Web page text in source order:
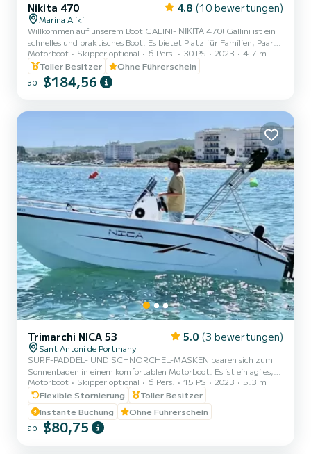
Nikita 470 4.8 (10 bewertungen)
Marina Aliki
Willkommen auf unserem Boot GALINI- ΝΙΚΙΤΑ 470! Gallini ist ein
schnelles und praktisches Boot. Es bietet Platz für Familien, Paare
und Freunde. Sie haben die Möglichkeit, alle schönen und
versteckten Strände rund um Paros zu sehen. Wir freuen uns, Sie
auf unserem Boot begrüßen zu dürfen!
Motorboot Skipper optional 6 Pers. 30 PS 2023
4.7 m
Toller Besitzer
Ohne Führerschein
ab $184,56
Trimarchi NICA 53 5.0 (3 bewertungen)
Sant Antoni de Portmany
SURF-PADDEL- UND SCHNORCHEL-MASKEN paaren sich zum
Sonnenbaden in einem komfortablen Motorboot. Es ist ein agiles,
leistungsstarkes und dynamisches Boot, mit dem Sie jeden Punkt
der Küste erreichen können eine Frage von Minuten. Der
Anlegehafen befindet sich in Sant Antoni de Portmany. Ideale
Lage, wenn Sie zu den Buchten Cala Bassa und Cala Comte fahren
möchten, um die Privatsphäre und Ruhe zu genießen, die in der
Motorboot Skipper optional 6 Pers. 15 PS 2023
5.3 m
Flexible Stornierung
Toller Besitzer
Instante Buchung
Ohne Führerschein
ab $80,75